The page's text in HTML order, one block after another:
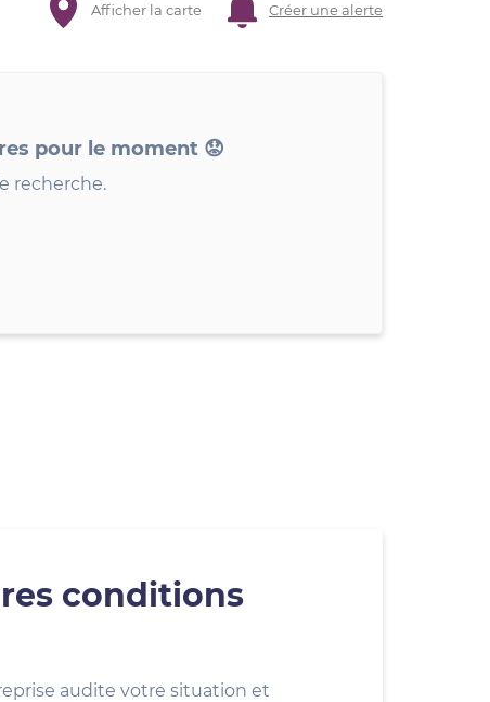
Afficher la carte Créer une alerte
pour le moment 😟
recherche.
conditions
audite votre situation et